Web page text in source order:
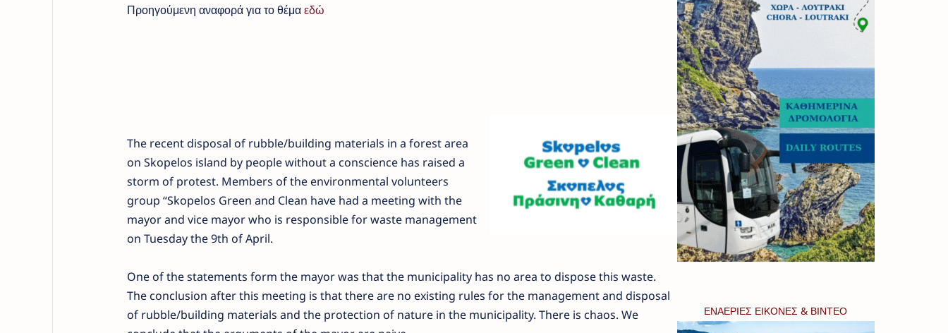
Προηγούμενη αναφορά για το θέμαεδώ
The recent disposal of rubble/building materials in a forest area
on Skopelos island by people without a conscience has raised a
storm of protest. Members of the environmental volunteers
group “Skopelos Green and Clean have had a meeting with the
mayor and vice mayor who is responsible for waste management
on Tuesday the 9th of April.
One of the statements form the mayor was that the municipality has no area to dispose this waste.
The conclusion after this meeting is that there are no existing rules for the management and disposal
of rubble/building materials and the protection of nature in the municipality. There is chaos. We
ΕΝΑΕΡΙΕΣ ΕΙΚΟΝΕΣ & ΒΙΝΤΕΟ